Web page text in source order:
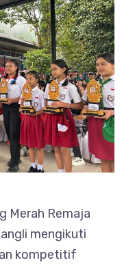
Merah Remaja
mengikuti
kompetitif